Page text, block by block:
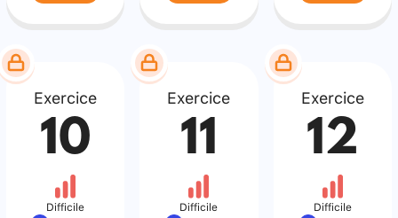
Exercice
10
Difficile
Exercice
11
Difficile
Exercice
12
Difficile